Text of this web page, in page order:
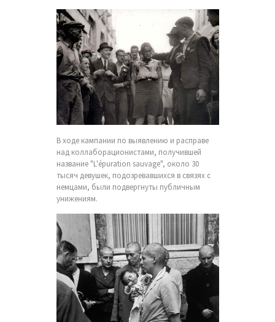
В ходе кампании по выявлению и расправе
над коллаборационистами, получившей
название "L'épuration sauvage", около 30
тысяч девушек, подозревавшихся в связях с
немцами, были подвергнуты публичным
унижениям.